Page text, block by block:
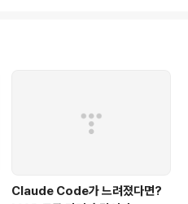
MCP, Slack MCP... 연결
실제로는 정반대..
Claude Code가 느려졌다면?